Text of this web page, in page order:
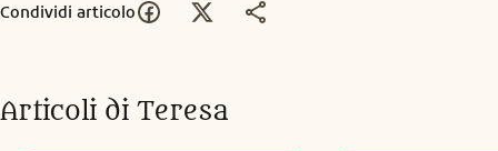
Condividi articolo
Articoli di Teresa